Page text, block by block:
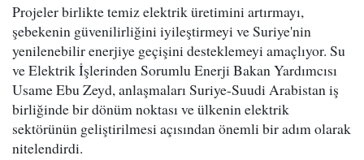
Projeler birlikte temiz elektrik üretimini artırmayı,
şebekenin güvenilirliğini iyileştirmeyi ve Suriye'nin
yenilenebilir enerjiye geçişini desteklemeyi amaçlıyor. Su
ve Elektrik İşlerinden Sorumlu Enerji Bakan Yardımcısı
Usame Ebu Zeyd, anlaşmaları Suriye-Suudi Arabistan iş
birliğinde bir dönüm noktası ve ülkenin elektrik
sektörünün geliştirilmesi açısından önemli bir adım olarak
nitelendirdi.